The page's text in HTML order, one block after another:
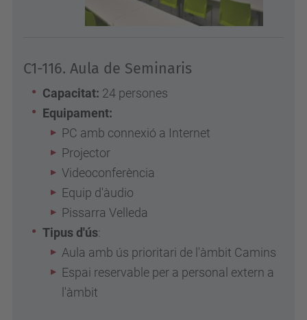
C1-116. Aula de Seminaris
Capacitat: 24 persones
Equipament:
PC amb connexió a Internet
Projector
Videoconferència
Equip d'àudio
Pissarra Velleda
Tipus d'ús:
Aula amb ús prioritari de l'àmbit Camins
Espai reservable per a personal extern a
l'àmbit